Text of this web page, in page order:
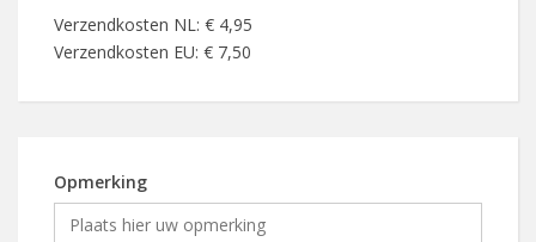
Verzendkosten NL: € 4,95
Verzendkosten EU: € 7,50
Opmerking